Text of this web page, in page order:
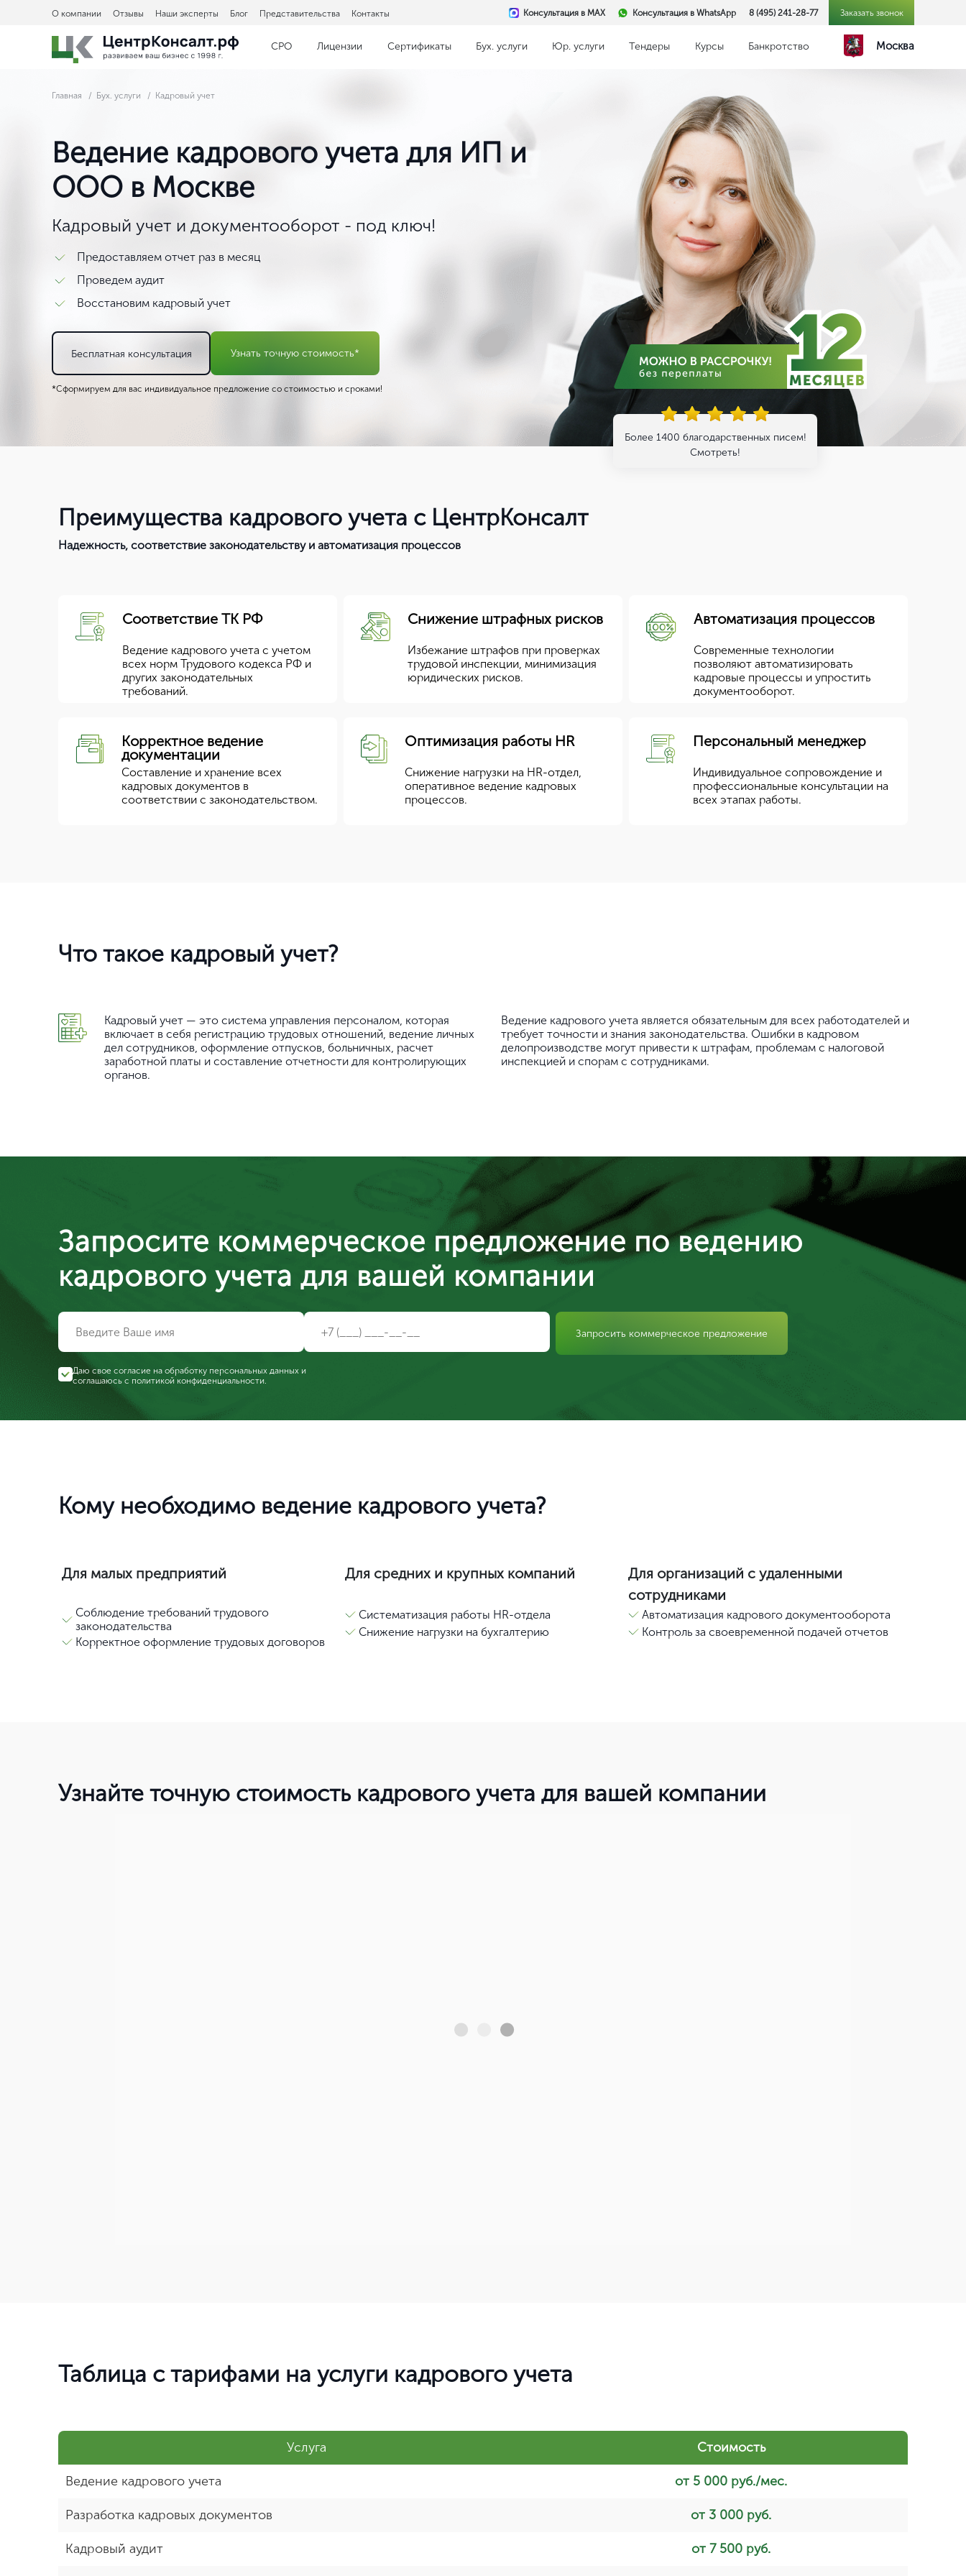
О компании Отзывы Наши эксперты Блог Представительства Контакты Консультация в MAX Консультация в WhatsApp 8 (495) 241-28-77 Заказать звонок
СРО Лицензии Сертификаты Бух. услуги Юр. услуги Тендеры Курсы Банкротство Москва
Главная Бух. услуги Кадровый учет
Ведение кадрового учета для ИП и
ООО в Москве
Кадровый учет и документооборот - под ключ!
Предоставляем отчет раз в месяц
Проведем аудит
Восстановим кадровый учет
Бесплатная консультация Узнать точную стоимость*
*Сформируем для вас индивидуальное предложение со стоимостью и сроками!
Более 1400 благодарственных писем!
Смотреть!
Преимущества кадрового учета с ЦентрКонсалт
Надежность, соответствие законодательству и автоматизация процессов
Соответствие ТК РФ
Ведение кадрового учета с учетом
всех норм Трудового кодекса РФ и
других законодательных
требований.
Снижение штрафных рисков
Избежание штрафов при проверках
трудовой инспекции, минимизация
юридических рисков.
Автоматизация процессов
Современные технологии
позволяют автоматизировать
кадровые процессы и упростить
документооборот.
Корректное ведение
документации
Составление и хранение всех
кадровых документов в
соответствии с законодательством.
Оптимизация работы HR
Снижение нагрузки на HR-отдел,
оперативное ведение кадровых
процессов.
Персональный менеджер
Индивидуальное сопровождение и
профессиональные консультации на
всех этапах работы.
Что такое кадровый учет?
Кадровый учет — это система управления персоналом, которая
включает в себя регистрацию трудовых отношений, ведение личных
дел сотрудников, оформление отпусков, больничных, расчет
заработной платы и составление отчетности для контролирующих
органов.
Ведение кадрового учета является обязательным для всех работодателей и
требует точности и знания законодательства. Ошибки в кадровом
делопроизводстве могут привести к штрафам, проблемам с налоговой
инспекцией и спорам с сотрудниками.
Запросите коммерческое предложение по ведению
кадрового учета для вашей компании
Запросить коммерческое предложение
Даю свое согласие на обработку персональных данных и
соглашаюсь с политикой конфиденциальности.
Кому необходимо ведение кадрового учета?
Для малых предприятий
Соблюдение требований трудового
законодательства
Корректное оформление трудовых договоров
Для средних и крупных компаний
Систематизация работы HR-отдела
Снижение нагрузки на бухгалтерию
Для организаций с удаленными
сотрудниками
Автоматизация кадрового документооборота
Контроль за своевременной подачей отчетов
Узнайте точную стоимость кадрового учета для вашей компании
Таблица с тарифами на услуги кадрового учета
Услуга Стоимость
Ведение кадрового учета от 5 000 руб./мес.
Разработка кадровых документов от 3 000 руб.
Кадровый аудит от 7 500 руб.
Ваш город Москва?